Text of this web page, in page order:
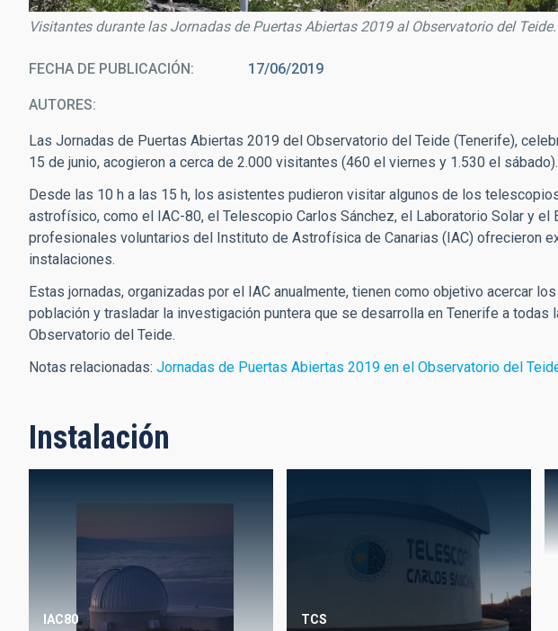
Visitantes durante las Jornadas de Puertas Abiertas 2019 al Observatorio del Teide.
FECHA DE PUBLICACIÓN 17/06/2019
AUTORES
Las Jornadas de Puertas Abiertas 2019 del Observatorio del Teide (Tenerife),
15 de junio, acogieron a cerca de 2.000 visitantes (460 el viernes y 1.530 el sábado).
Desde las 10 h a las 15 h, los asistentes pudieron visitar algunos de los
astrofísico, como el IAC-80, el Telescopio Carlos Sánchez, el Laboratorio Solar y el
profesionales voluntarios del Instituto de Astrofísica de Canarias (IAC) ofrecieron
instalaciones.
Estas jornadas, organizadas por el IAC anualmente, tienen como objetivo acercar
población y trasladar la investigación puntera que se desarrolla en Tenerife a
Observatorio del Teide.
Notas relacionadas: Jornadas de Puertas Abiertas 2019 en el Observatorio del
Instalación
IAC80
TCS